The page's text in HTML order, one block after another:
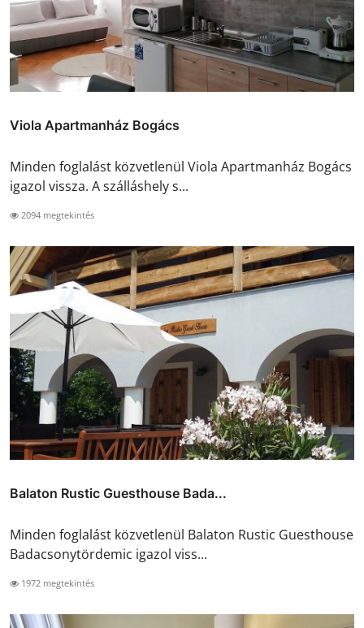
Viola Apartmanház Bogács
Minden foglalást közvetlenül Viola Apartmanház Bogács
igazol vissza. A szálláshely s...
2094 megtekintés
Balaton Rustic Guesthouse Bada...
Minden foglalást közvetlenül Balaton Rustic Guesthouse
Badacsonytördemic igazol viss...
1972 megtekintés